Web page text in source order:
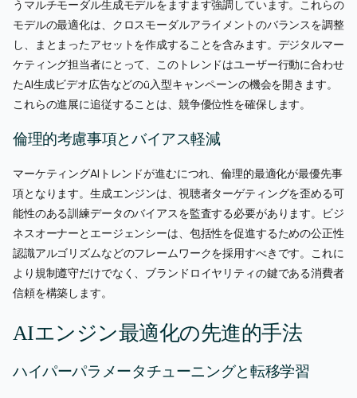
うマルチモーダル生成モデルをますます強調しています。これらの
モデルの最適化は、クロスモーダルアライメントのバランスを調整
し、まとまったアセットを作成することを含みます。デジタルマー
ケティング担当者にとって、このトレンドはユーザー行動に合わせ
たAI生成ビデオ広告などのû入型キャンペーンの機会を開きます。
これらの進展に追従することは、競争優位性を確保します。
倫理的考慮事項とバイアス軽減
マーケティングAIトレンドが進むにつれ、倫理的最適化が最優先事
項となります。生成エンジンは、視聴者ターゲティングを歪める可
能性のある訓練データのバイアスを監査する必要があります。ビジ
ネスオーナーとエージェンシーは、包括性を促進するための公正性
認識アルゴリズムなどのフレームワークを採用すべきです。これに
より規制遵守だけでなく、ブランドロイヤリティの鍵である消費者
信頼を構築します。
AIエンジン最適化の先進的手法
ハイパーパラメータチューニングと転移学習